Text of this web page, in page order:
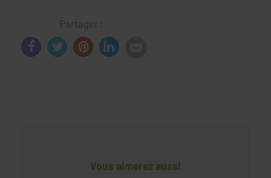
Partager :
Vous aimerez aussi